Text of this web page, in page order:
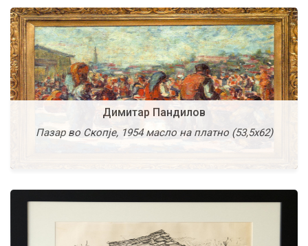
Димитар Пандилов
Пазар во Скопје, 1954 масло на платно (53,5х62)
Ѓорѓи Ачески
Стара куќа, 1949 цртеж - туш (32х47)